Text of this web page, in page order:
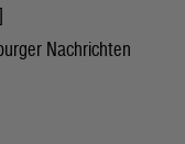
Nachrichten